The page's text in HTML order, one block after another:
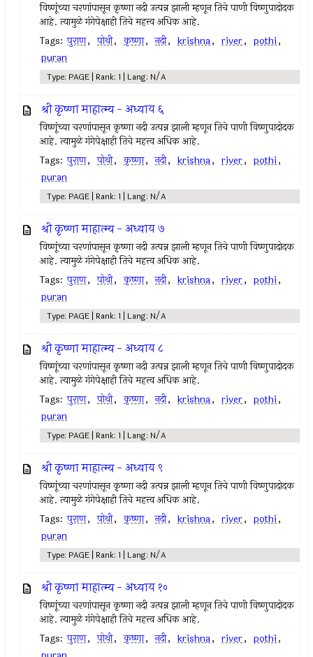
विष्णूंच्या चरणांपासून कृष्णा नदी उत्पन्न झाली म्हणून तिचे पाणी विष्णुपादोदक
आहे. त्यामुळे गंगेपेक्षाही तिचे महत्त्व अधिक आहे.
Tags: पुराण, पोथी, कृष्णा, नदी, krishna, river, pothi,
puran
Type: PAGE | Rank: 1 | Lang: N/A
श्री कृष्णा माहात्म्य - अध्याय ६
विष्णूंच्या चरणांपासून कृष्णा नदी उत्पन्न झाली म्हणून तिचे पाणी विष्णुपादोदक
आहे. त्यामुळे गंगेपेक्षाही तिचे महत्त्व अधिक आहे.
Tags: पुराण, पोथी, कृष्णा, नदी, krishna, river, pothi,
puran
Type: PAGE | Rank: 1 | Lang: N/A
श्री कृष्णा माहात्म्य - अध्याय ७
विष्णूंच्या चरणांपासून कृष्णा नदी उत्पन्न झाली म्हणून तिचे पाणी विष्णुपादोदक
आहे. त्यामुळे गंगेपेक्षाही तिचे महत्त्व अधिक आहे.
Tags: पुराण, पोथी, कृष्णा, नदी, krishna, river, pothi,
puran
Type: PAGE | Rank: 1 | Lang: N/A
श्री कृष्णा माहात्म्य - अध्याय ८
विष्णूंच्या चरणांपासून कृष्णा नदी उत्पन्न झाली म्हणून तिचे पाणी विष्णुपादोदक
आहे. त्यामुळे गंगेपेक्षाही तिचे महत्त्व अधिक आहे.
Tags: पुराण, पोथी, कृष्णा, नदी, krishna, river, pothi,
puran
Type: PAGE | Rank: 1 | Lang: N/A
श्री कृष्णा माहात्म्य - अध्याय ९
विष्णूंच्या चरणांपासून कृष्णा नदी उत्पन्न झाली म्हणून तिचे पाणी विष्णुपादोदक
आहे. त्यामुळे गंगेपेक्षाही तिचे महत्त्व अधिक आहे.
Tags: पुराण, पोथी, कृष्णा, नदी, krishna, river, pothi,
puran
Type: PAGE | Rank: 1 | Lang: N/A
श्री कृष्णा माहात्म्य - अध्याय १०
विष्णूंच्या चरणांपासून कृष्णा नदी उत्पन्न झाली म्हणून तिचे पाणी विष्णुपादोदक
आहे. त्यामुळे गंगेपेक्षाही तिचे महत्त्व अधिक आहे.
Tags: पुराण, पोथी, कृष्णा, नदी, krishna, river, pothi,